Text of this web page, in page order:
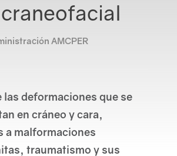
Login
Conócenos
AMCPER
las deformaciones que se
en cráneo y cara,
a malformaciones
traumatismo y sus